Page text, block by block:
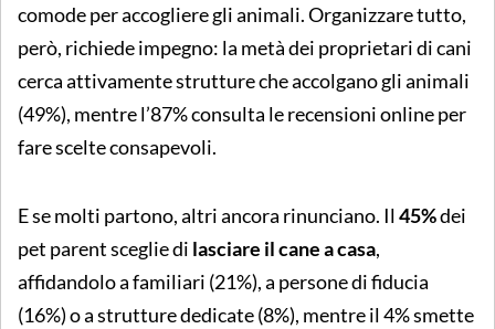
comode per accogliere gli animali. Organizzare tutto,
però, richiede impegno: la metà dei proprietari di cani
cerca attivamente strutture che accolgano gli animali
(49%), mentre l’87% consulta le recensioni online per
fare scelte consapevoli.
E se molti partono, altri ancora rinunciano. Il45%dei
pet parent sceglie di lasciare il cane a casa,
affidandolo a familiari (21%), a persone di fiducia
(16%) o a strutture dedicate (8%), mentre il 4% smette